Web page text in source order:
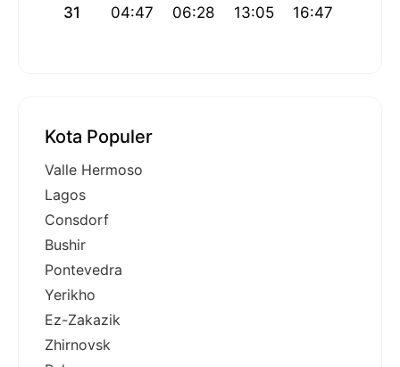
31 04:47 06:28 13:05 16:47
Kota Populer
Valle Hermoso
Lagos
Consdorf
Bushir
Pontevedra
Yerikho
Ez-Zakazik
Zhirnovsk